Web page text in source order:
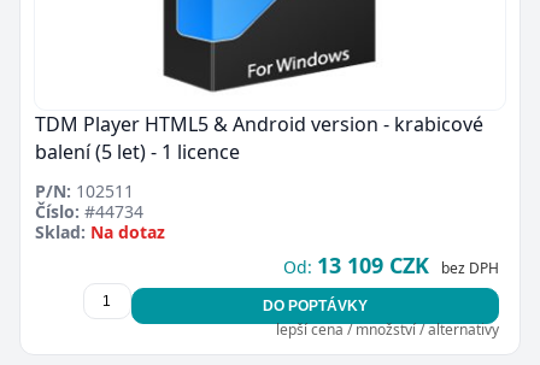
TDM Player HTML5 & Android version - krabicové
balení (5 let) - 1 licence
P/N: 102511
Číslo: #44734
Sklad: Na dotaz
Od: 13 109 CZK bez DPH
DO POPTÁVKY
lepší cena / množství / alternativy